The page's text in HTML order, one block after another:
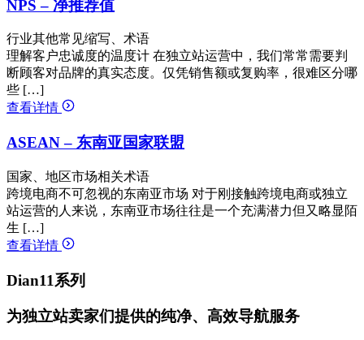
NPS – 净推荐值
行业其他常见缩写、术语
理解客户忠诚度的温度计 在独立站运营中，我们常常需要判
断顾客对品牌的真实态度。仅凭销售额或复购率，很难区分哪
些 […]
查看详情
ASEAN – 东南亚国家联盟
国家、地区市场相关术语
跨境电商不可忽视的东南亚市场 对于刚接触跨境电商或独立
站运营的人来说，东南亚市场往往是一个充满潜力但又略显陌
生 […]
查看详情
Dian11系列
为独立站卖家们提供的纯净、高效导航服务